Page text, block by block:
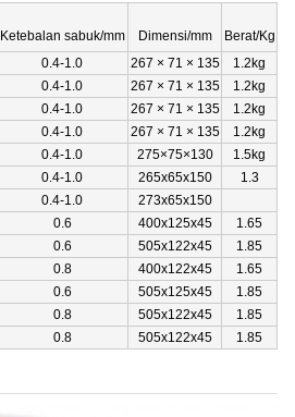
Ketebalan sabuk/mm Dimensi/mm
Berat/Kg
0.4-1.0 267 × 71 × 135
1.2kg
0.4-1.0 267 × 71 × 135
1.2kg
0.4-1.0 267 × 71 × 135
1.2kg
0.4-1.0 267 × 71 × 135
1.2kg
0.4-1.0 275×75×130
1.5kg
0.4-1.0 265x65x150
1.3
0.4-1.0
273x65x150
0.6 400x125x45
1.65
0.6 505x122x45
1.85
0.8 400x122x45
1.65
0.6 505x125x45
1.85
0.8 505x122x45
1.85
0.8 505x122x45 1.85